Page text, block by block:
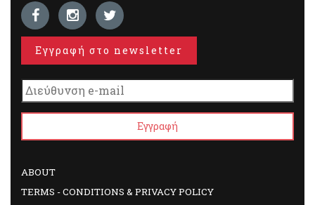
Εγγραφή στο newsletter
ABOUT
TERMS - CONDITIONS & PRIVACY POLICY